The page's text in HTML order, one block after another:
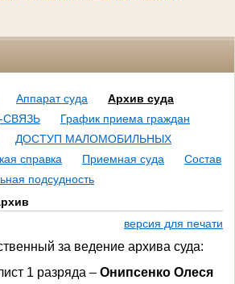
Аппарат суда
Архив суда
График приема граждан
ДОСТУП МАЛОМОБИЛЬНЫХ
справка Приемная суда
Состав
подсудность
версия для печати
за ведение архива суда:
1 разряда – Онипсенко Олеся